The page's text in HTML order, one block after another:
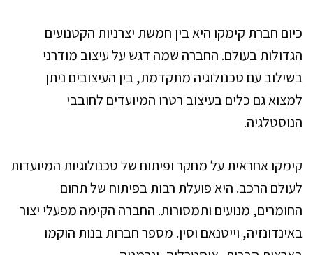
כיום חברת קימקו היא בין חמשת יצרניות הקטנועים
הגדולות בעולם. החברה שמה דגש על עיצוב מודרני
בשילוב עם טכנולוגיה מתקדמת, בין העיצובים ניתן
למצוא גם כלים בעיצוב רטרו המיועדים לחובבי
הנוסטלגיה.
קימקו אחראית על מחקר ופיתוח של טכנולוגיות המיועדות
לעולם הרכב. היא פועלת רבות בפיתוח של תחום
החומרים, מנועים ותמסורות. החברה הקימה מפעלי יצור
באינדונזיה, וייטנאם וסין. מספר חברות בנות הוקמו